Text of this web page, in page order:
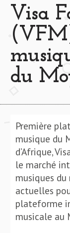
Visa
du
Première
musique du
d’Afrique,
le marché
musiques
actuelles
plateforme
musicale au